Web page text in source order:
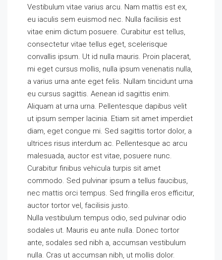
Vestibulum vitae varius arcu. Nam mattis est ex,
eu iaculis sem euismod nec. Nulla facilisis est
vitae enim dictum posuere. Curabitur est tellus,
consectetur vitae tellus eget, scelerisque
convallis ipsum. Ut id nulla mauris. Proin placerat,
mi eget cursus mollis, nulla ipsum venenatis nulla,
a varius urna ante eget felis. Nullam tincidunt urna
eu cursus sagittis. Aenean id sagittis enim.
Aliquam at urna urna. Pellentesque dapibus velit
ut ipsum semper lacinia. Etiam sit amet imperdiet
diam, eget congue mi. Sed sagittis tortor dolor, a
ultrices risus interdum ac. Pellentesque ac arcu
malesuada, auctor est vitae, posuere nunc.
Curabitur finibus vehicula turpis sit amet
commodo. Sed pulvinar ipsum a tellus faucibus,
nec mattis orci tempus. Sed fringilla eros efficitur,
auctor tortor vel, facilisis justo.
Nulla vestibulum tempus odio, sed pulvinar odio
sodales ut. Mauris eu ante nulla. Donec tortor
ante, sodales sed nibh a, accumsan vestibulum
nulla. Cras ut accumsan nibh, ut mollis dolor.